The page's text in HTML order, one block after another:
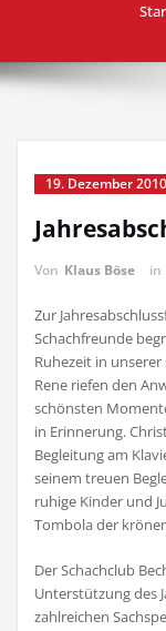
19. Dezember 2010
Von Klaus Böse in
Zur
Schachfreunde
Ruhezeit in
Rene riefen den
schönsten
in Erinnerung.
Begleitung am
seinem treuen
ruhige Kinder und
Tombola der
Der Schachclub
Unterstützung des
zahlreichen